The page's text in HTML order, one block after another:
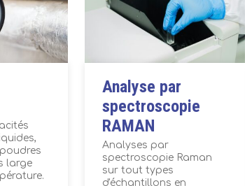
large
Analyse par
spectroscopie
RAMAN
Analyses par
spectroscopie Raman
sur tout types
d'échantillons en